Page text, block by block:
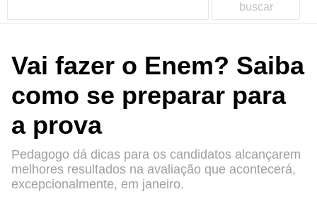
buscar
Vai fazer o Enem? Saiba
como se preparar para
a prova
Pedagogo dá dicas para os candidatos alcançarem
melhores resultados na avaliação que acontecerá,
excepcionalmente, em janeiro.